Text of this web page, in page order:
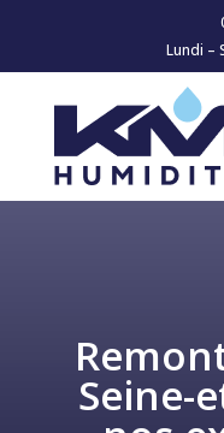
Lundi –
Seine-